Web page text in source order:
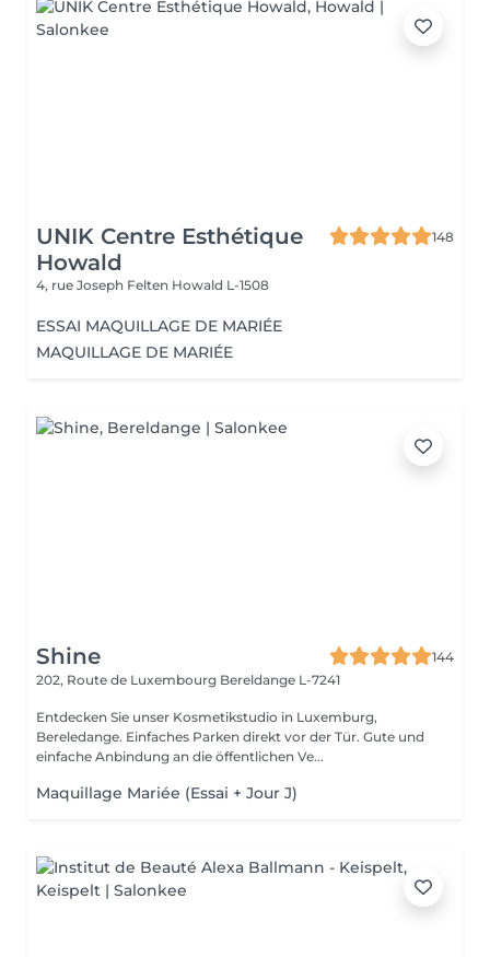
UNIK Centre Esthétique
Howald
148
4, rue Joseph Felten Howald L-1508
ESSAI MAQUILLAGE DE MARIÉE
MAQUILLAGE DE MARIÉE
Shine
144
202, Route de Luxembourg Bereldange L-7241
Entdecken Sie unser Kosmetikstudio in Luxemburg,
Bereledange. Einfaches Parken direkt vor der Tür. Gute und
einfache Anbindung an die öffentlichen Ve...
Maquillage Mariée (Essai + Jour J)